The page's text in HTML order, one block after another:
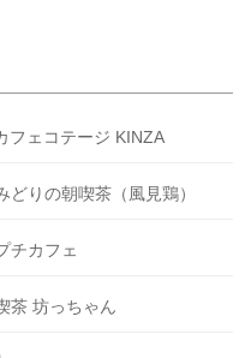
フェコテージ KINZA
りの朝喫茶（風見鶏）
チカフェ
茶 坊っちゃん